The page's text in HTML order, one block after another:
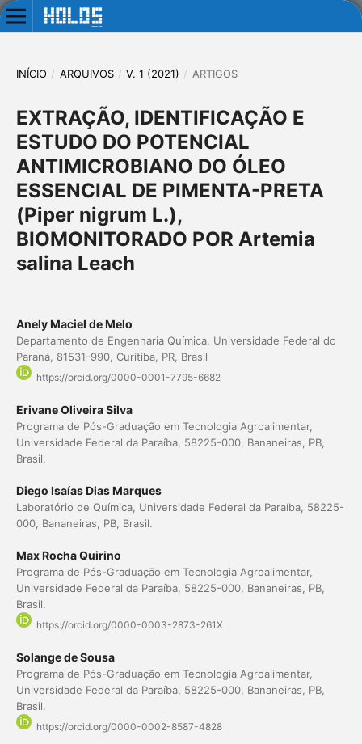
INÍCIO / ARQUIVOS / V. 1 (2021) / ARTIGOS
EXTRAÇÃO, IDENTIFICAÇÃO E
ESTUDO DO POTENCIAL
ANTIMICROBIANO DO ÓLEO
ESSENCIAL DE PIMENTA-PRETA
(Piper nigrum L.),
BIOMONITORADO POR Artemia
salina Leach
Anely Maciel de Melo
Departamento de Engenharia Química, Universidade Federal do
Paraná, 81531-990, Curitiba, PR, Brasil
https://orcid.org/0000-0001-7795-6682
Erivane Oliveira Silva
Programa de Pós-Graduação em Tecnologia Agroalimentar,
Universidade Federal da Paraíba, 58225-000, Bananeiras, PB,
Brasil.
Diego Isaías Dias Marques
Laboratório de Química, Universidade Federal da Paraíba, 58225-
000, Bananeiras, PB, Brasil.
Max Rocha Quirino
Programa de Pós-Graduação em Tecnologia Agroalimentar,
Universidade Federal da Paraíba, 58225-000, Bananeiras, PB,
Brasil.
https://orcid.org/0000-0003-2873-261X
Solange de Sousa
Programa de Pós-Graduação em Tecnologia Agroalimentar,
Universidade Federal da Paraíba, 58225-000, Bananeiras, PB,
Brasil.
https://orcid.org/0000-0002-8587-4828